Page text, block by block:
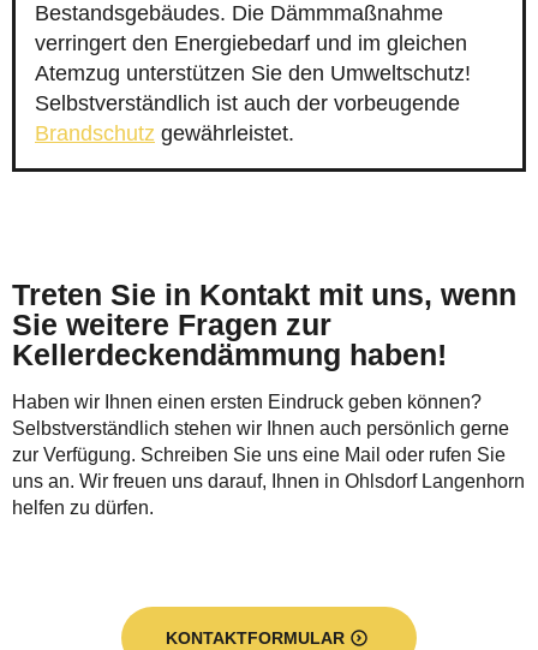
Bestandsgebäudes. Die Dämmmaßnahme
verringert den Energiebedarf und im gleichen
Atemzug unterstützen Sie den Umweltschutz!
Selbstverständlich ist auch der vorbeugende
Brandschutz gewährleistet.
Treten Sie in Kontakt mit uns, wenn
Sie weitere Fragen zur
Kellerdeckendämmung haben!
Haben wir Ihnen einen ersten Eindruck geben können?
Selbstverständlich stehen wir Ihnen auch persönlich gerne
zur Verfügung. Schreiben Sie uns eine Mail oder rufen Sie
uns an. Wir freuen uns darauf, Ihnen in Ohlsdorf Langenhorn
helfen zu dürfen.
KONTAKTFORMULAR